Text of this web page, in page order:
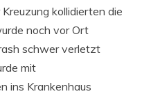
kollidierten die
noch vor Ort
schwer verletzt
mit
ins Krankenhaus